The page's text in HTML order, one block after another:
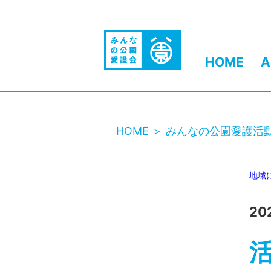
HOME
HOME みんなの公園愛護活
地域